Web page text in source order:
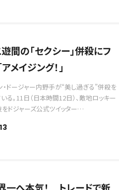
間の「セクシー」併殺にフ
メイジング！」
・ドージャー内野手が“美し過ぎる”併殺を
る。11日（日本時間12日）、敵地ロッキー
ドジャーズ公式ツイッター…